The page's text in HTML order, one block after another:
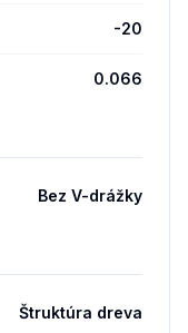
-20
0.066
Bez V-drážky
Štruktúra dreva